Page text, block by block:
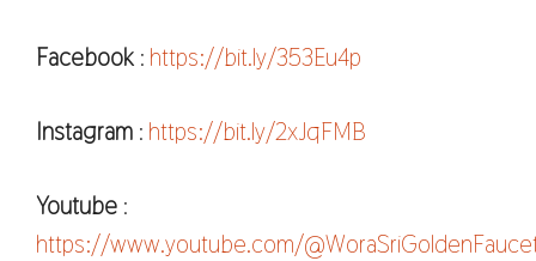
Facebook : https://bit.ly/353Eu4p
Instagram : https://bit.ly/2xJqFMB
Youtube :
https://www.youtube.com/